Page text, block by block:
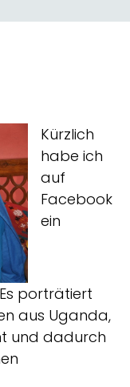
Kürzlich
habe ich
auf
Facebook
ein
porträtiert
aus Uganda,
und dadurch